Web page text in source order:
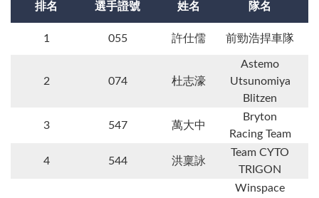
排名 選手證號 姓名 隊名
1 055 許仕儒 前勁浩捍車隊
2 074 杜志濠
Astemo
Utsunomiya
Blitzen
3 547 萬大中
Bryton
Racing Team
4 544 洪稟詠
Team CYTO
TRIGON
Winspace